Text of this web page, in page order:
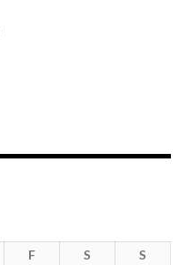
F S
S